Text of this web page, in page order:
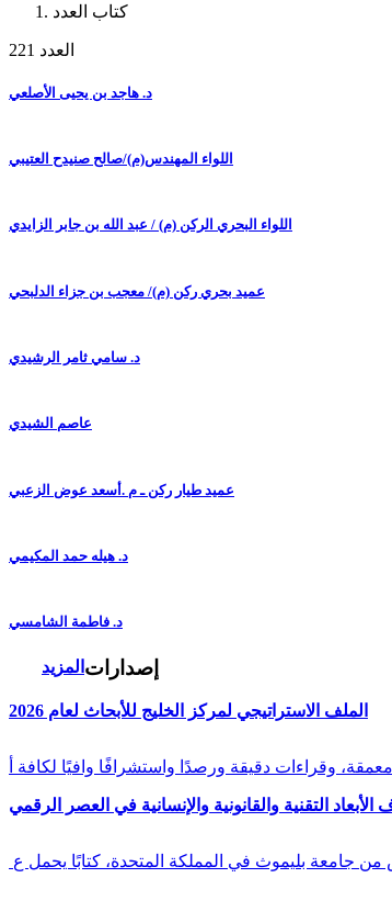
كتاب العدد
العدد 221
د. هاجد بن يحيى الأصلعي
اللواء المهندس(م)/صالح صنيدح العتيبي
اللواء البحري الركن (م) / عبد الله بن جابر الزايدي
عميد بحري ركن (م)/ معجب بن جزاء الدلبحي
د. سامي ثامر الرشيدي
عاصم الشيدي
عميد طيار ركن ـ م .أسعد عوض الزعبي
د. هيله حمد المكيمي
د. فاطمة الشامسي
المزيد إصدارات
الملف الاستراتيجي لمركز الخليج للأبحاث لعام 2026
التقنية والقانونية والإنسانية في العصر الرقمي
جامعة بليموث في المملكة المتحدة، كتابًا يحمل ع